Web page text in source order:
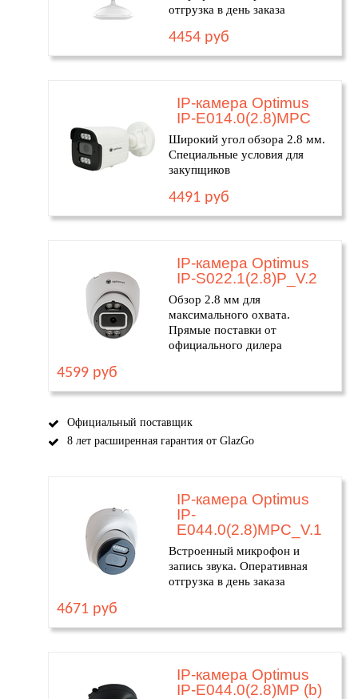
отгрузка в день заказа
4454 руб
IP-камера Optimus
IP-E014.0(2.8)MPC
Широкий угол обзора 2.8 мм.
Специальные условия для
закупщиков
4491 руб
IP-камера Optimus
IP-S022.1(2.8)P_V.2
Обзор 2.8 мм для
максимального охвата.
Прямые поставки от
официального дилера
4599 руб
Официальный поставщик
8 лет расширенная гарантия от GlazGo
IP-камера Optimus
IP-
E044.0(2.8)MPC_V.1
Встроенный микрофон и
запись звука. Оперативная
отгрузка в день заказа
4671 руб
IP-камера Optimus
IP-E044.0(2.8)MP (b)